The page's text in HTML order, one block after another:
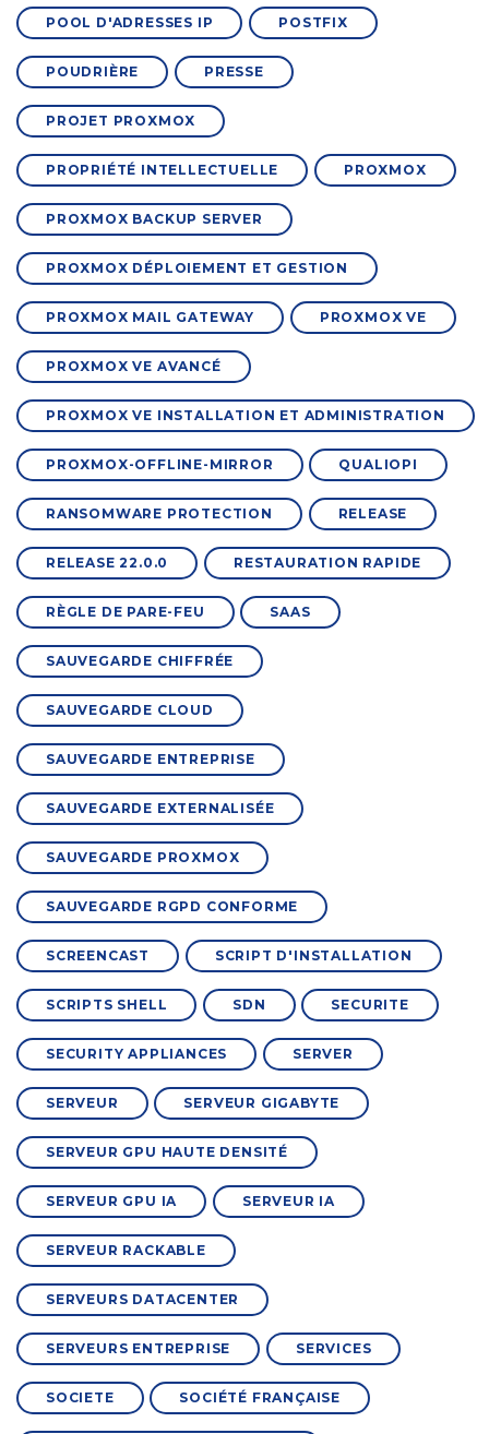
POOL D'ADRESSES IP POSTFIX
POUDRIÈRE PRESSE
PROJET PROXMOX
PROPRIÉTÉ INTELLECTUELLE PROXMOX
PROXMOX BACKUP SERVER
PROXMOX DÉPLOIEMENT ET GESTION
PROXMOX MAIL GATEWAY PROXMOX VE
PROXMOX VE AVANCÉ
PROXMOX VE INSTALLATION ET ADMINISTRATION
PROXMOX-OFFLINE-MIRROR QUALIOPI
RANSOMWARE PROTECTION RELEASE
RELEASE 22.0.0 RESTAURATION RAPIDE
RÈGLE DE PARE-FEU SAAS
SAUVEGARDE CHIFFRÉE
SAUVEGARDE CLOUD
SAUVEGARDE ENTREPRISE
SAUVEGARDE EXTERNALISÉE
SAUVEGARDE PROXMOX
SAUVEGARDE RGPD CONFORME
SCREENCAST SCRIPT D'INSTALLATION
SCRIPTS SHELL SDN SECURITE
SECURITY APPLIANCES SERVER
SERVEUR SERVEUR GIGABYTE
SERVEUR GPU HAUTE DENSITÉ
SERVEUR GPU IA SERVEUR IA
SERVEUR RACKABLE
SERVEURS DATACENTER
SERVEURS ENTREPRISE SERVICES
SOCIETE SOCIÉTÉ FRANÇAISE